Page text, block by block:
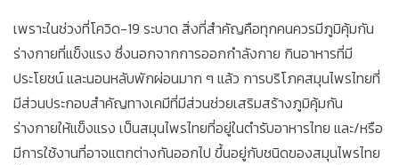
เพราะในช่วงที่โควิด-19 ระบาด สิ่งที่สำคัญคือทุกคนควรมีภูมิคุ้มกัน
ร่างกายที่แข็งแรง ซึ่งนอกจากการออกกำลังกาย กินอาหารที่มี
ประโยชน์ และนอนหลับพักผ่อนมาก ๆ แล้ว การบริโภคสมุนไพรไทยที่
มีส่วนประกอบสำคัญทางเคมีที่มีส่วนช่วยเสริมสร้างภูมิคุ้มกัน
ร่างกายให้แข็งแรง เป็นสมุนไพรไทยที่อยู่ในตำรับอาหารไทย และ/หรือ
มีการใช้งานที่อาจแตกต่างกันออกไป ขึ้นอยู่กับชนิดของสมุนไพรไทย